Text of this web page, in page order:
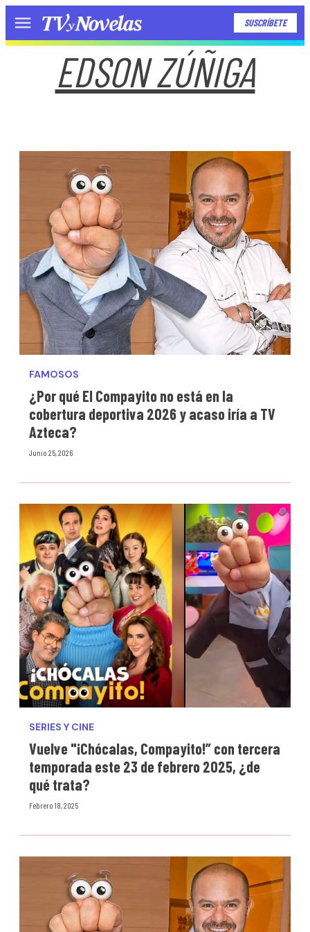
Menú SUSCRÍBETE
EDSON ZÚÑIGA
FAMOSOS
¿Por qué El Compayito no está en la
cobertura deportiva 2026 y acaso iría a TV
Azteca?
Junio 25, 2026
SERIES Y CINE
Vuelve "¡Chócalas, Compayito!” con tercera
temporada este 23 de febrero 2025, ¿de
qué trata?
Febrero 18, 2025